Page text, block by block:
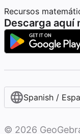
Recursos
Descarga aquí
Spanish /
© 2026